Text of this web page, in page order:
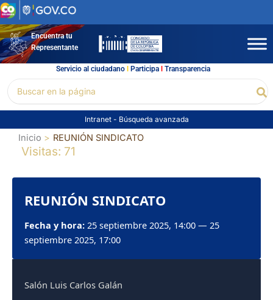
Ir
al
contenidoEncuentra tu
Representante
Servicio al ciudadano l Participal Transparencia
por:
Intranet - Búsqueda avanzada
Inicio REUNIÓN SINDICATO
Visitas: 71
REUNIÓN SINDICATO
Fecha y hora: 25 septiembre 2025, 14:00 — 25
septiembre 2025, 17:00
Salón Luis Carlos Galán